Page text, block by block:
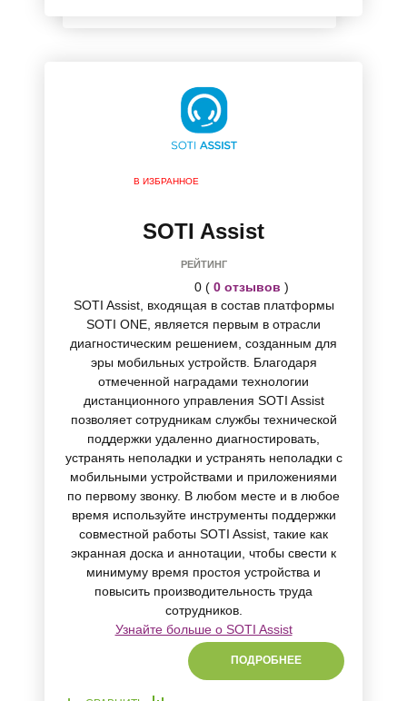
В ИЗБРАННОЕ
SOTI Assist
РЕЙТИНГ
0 ( 0 отзывов )
SOTI Assist, входящая в состав платформы
SOTI ONE, является первым в отрасли
диагностическим решением, созданным для
эры мобильных устройств. Благодаря
отмеченной наградами технологии
дистанционного управления SOTI Assist
позволяет сотрудникам службы технической
поддержки удаленно диагностировать,
устранять неполадки и устранять неполадки с
мобильными устройствами и приложениями
по первому звонку. В любом месте и в любое
время используйте инструменты поддержки
совместной работы SOTI Assist, такие как
экранная доска и аннотации, чтобы свести к
минимуму время простоя устройства и
повысить производительность труда
сотрудников.
Узнайте больше о SOTI Assist
ПОДРОБНЕЕ